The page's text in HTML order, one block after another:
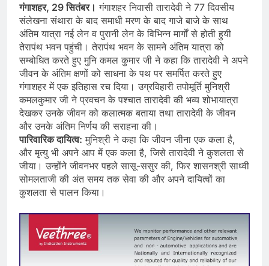
गंगाशहर, 29 सितंबर। गंगाशहर निवासी तारादेवी ने 77 दिवसीय
संलेखना संथारा के बाद समाधी मरण के बाद गाजे बाजे के साथ
अंतिम यात्रा नई लेन व पुरानी लेन के विभिन्न मार्गों से होती हुयी
तेरापंथ भवन पहुंची। तेरापंथ भवन के सामने अंतिम यात्रा को
सम्बोधित करते हुए मुनि कमल कुमार जी ने कहा कि तारादेवी ने अपने
जीवन के अंतिम क्षणों को साधना के पथ पर समर्पित करते हुए
गंगाशहर में एक इतिहास रच दिया। उग्रविहारी तपोमूर्ति मुनिश्री
कमलकुमार जी ने प्रवचन के पश्चात तारादेवी की भव्य शोभायात्रा
देखकर उनके जीवन को कलात्मक बताया तथा तारादेवी के जीवन
और उनके अंतिम निर्णय की सराहना की।
पारिवारिक दायित्व: मुनिश्री ने कहा कि जीवन जीना एक कला है,
और मृत्यु भी अपने आप में एक कला है, जिसे तारादेवी ने कुशलता से
जीया। उन्होंने जीवनभर पहले सासू-ससुर की, फिर शासनश्री साध्वी
सोमलताजी की अंत समय तक सेवा की और अपने दायित्वों का
कुशलता से पालन किया।